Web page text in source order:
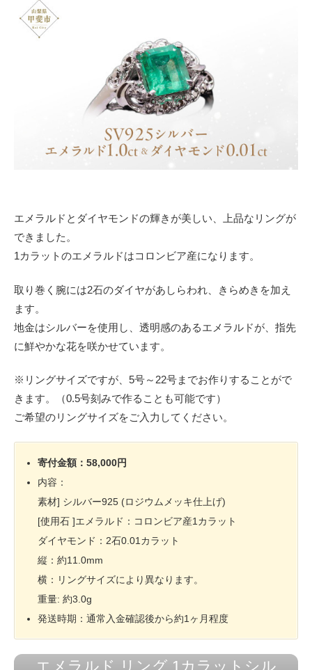
エメラルドとダイヤモンドの輝きが美しい、上品なリングが
できました。
1カラットのエメラルドはコロンビア産になります。
取り巻く腕には2石のダイヤがあしらわれ、きらめきを加え
ます。
地金はシルバーを使用し、透明感のあるエメラルドが、指先
に鮮やかな花を咲かせています。
※リングサイズですが、5号～22号までお作りすることがで
きます。（0.5号刻みで作ることも可能です）
ご希望のリングサイズをご入力してください。
寄付金額：58,000円
内容：
素材] シルバー925 (ロジウムメッキ仕上げ)
[使用石 ]エメラルド：コロンビア産1カラット
ダイヤモンド：2石0.01カラット
縦：約11.0mm
横：リングサイズにより異なります。
重量: 約3.0g
発送時期：通常入金確認後から約1ヶ月程度
エメラルド リング 1カラットシル